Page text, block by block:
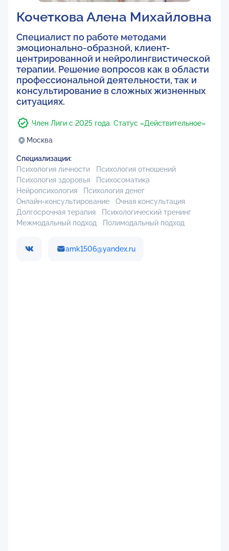
Кочеткова Алена Михайловна
Cпециалист по работе методами
эмоционально-образной, клиент-
центрированной и нейролингвистической
терапии. Решение вопросов как в области
профессиональной деятельности, так и
консультирование в сложных жизненных
ситуациях.
Член Лиги с 2025 года. Статус «Действительное»
Москва
Специализации:
Психология личности
Психология отношений
Психология здоровья
Психосоматика
Нейропсихология
Психология денег
Онлайн-консультирование
Очная консультация
Долгосрочная терапия
Психологический тренинг
Межмодальный подход
Полимодальный подход
amk1506@yandex.ru